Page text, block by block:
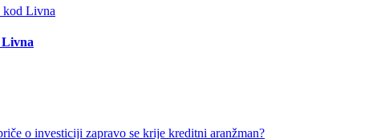
Livna